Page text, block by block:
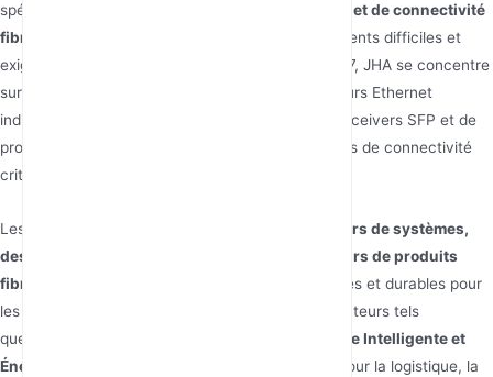
spécialisé dans les
produits Ethernet durcis, PoE et de connectivité
fibre
spécifiquement conçus pour les environnements difficiles et
exigeants. Fondée à Shenzhen, en Chine, en 2007, JHA se concentre
sur la conception et la fabrication de commutateurs Ethernet
industriels, de convertisseurs de médias, de transceivers SFP et de
produits Power over Ethernet pour les applications de connectivité
critiques.
Les principaux clients de JHA sont
des intégrateurs de systèmes,
des entrepreneurs de projets et des distributeurs de produits
fibre
nécessitant des équipements réseau robustes et durables pour
les projets d'infrastructure. Ils desservent des secteurs tels
que
Télécom/Datacom, Transport Intelligent, Ville Intelligente et
Énergie
: Assure une connectivité transparente pour la logistique, la